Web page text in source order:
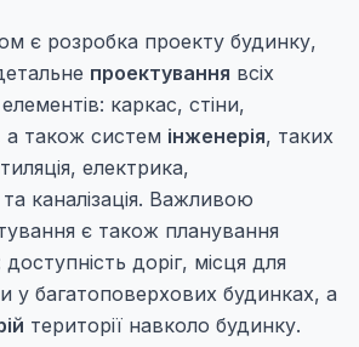
є розробка проекту будинку,
проектування всіх
каркас, стіни,
а також систем інженерія, таких
, електрика,
та каналізація. Важливою
є також планування
доступність доріг, місця для
у багатоповерхових будинках, а
території навколо будинку.